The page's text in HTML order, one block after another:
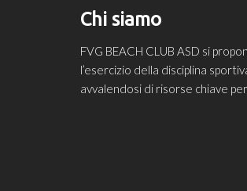
Chi siamo
FVG BEACH CLUB ASD si
l’esercizio della disciplina
avvalendosi di risorse chiave